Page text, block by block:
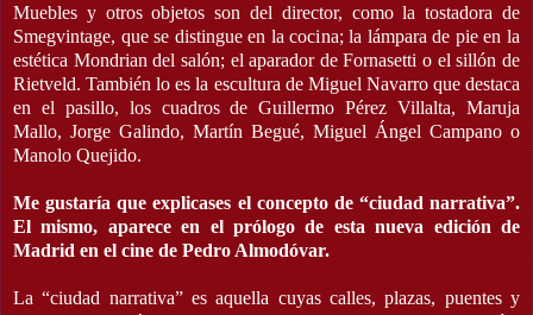
Muebles y otros objetos son del director, como la tostadora de
Smegvintage, que se distingue en la cocina; la lámpara de pie en la
estética Mondrian del salón; el aparador de Fornasetti o el sillón de
Rietveld. También lo es la escultura de Miguel Navarro que destaca
en el pasillo, los cuadros de Guillermo Pérez Villalta, Maruja
Mallo, Jorge Galindo, Martín Begué, Miguel Ángel Campano o
Manolo Quejido.
Me gustaría que explicases el concepto de “ciudad narrativa”.
El mismo, aparece en el prólogo de esta nueva edición de
Madrid en el cine de Pedro Almodóvar.
La “ciudad narrativa” es aquella cuyas calles, plazas, puentes y